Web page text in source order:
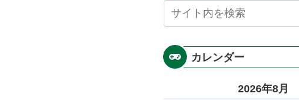
カレンダー
2026年8月